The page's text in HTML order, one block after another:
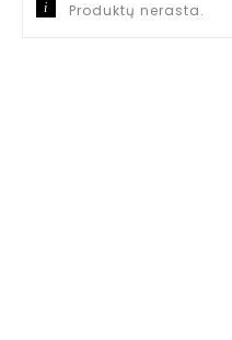
Produktų nerasta.